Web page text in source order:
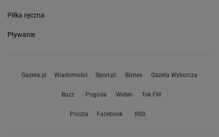
Piłka ręczna
Pływanie
Gazeta.pl Wiadomości Sport.pl Biznes Gazeta Wyborcza
Buzz Pogoda Wideo Tok.FM
Poczta Facebook RSS